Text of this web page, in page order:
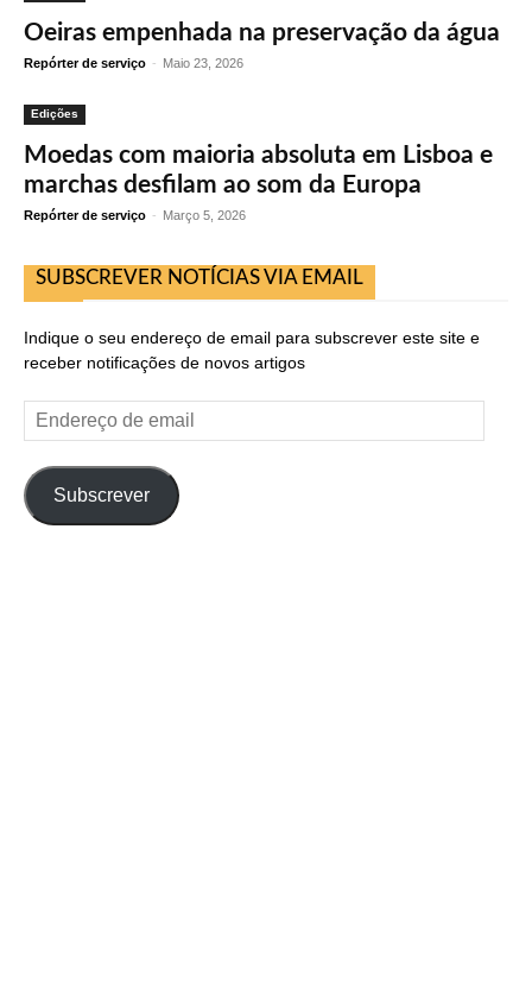
Oeiras empenhada na preservação da água
Repórter de serviço - Maio 23, 2026
Edições
Moedas com maioria absoluta em Lisboa e
marchas desfilam ao som da Europa
Repórter de serviço - Março 5, 2026
SUBSCREVER NOTÍCIAS VIA EMAIL
Indique o seu endereço de email para subscrever este site e
receber notificações de novos artigos
Endereço
de
Subscrever